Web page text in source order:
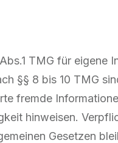
TMG für eigene
§§ 8 bis 10 TMG
fremde
hinweisen.
Gesetzen